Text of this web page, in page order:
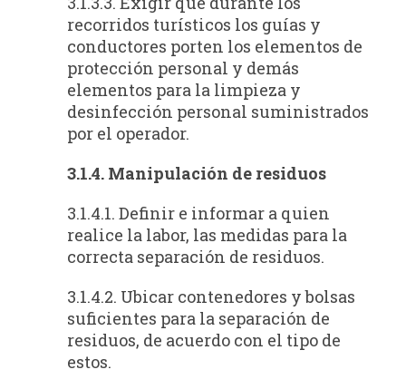
recorridos turísticos los guías y
conductores porten los elementos de
protección personal y demás
elementos para la limpieza y
desinfección personal suministrados
por el operador.
3.1.4. Manipulación de residuos
3.1.4.1. Definir e informar a quien
realice la labor, las medidas para la
correcta separación de residuos.
3.1.4.2. Ubicar contenedores y bolsas
suficientes para la separación de
residuos, de acuerdo con el tipo de
estos.